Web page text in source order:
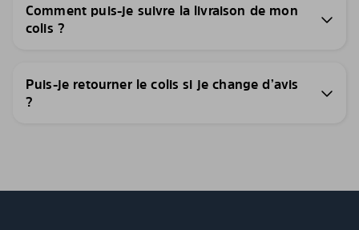
Comment puis-je suivre la livraison de mon
colis ?
Puis-je retourner le colis si je change d’avis
?